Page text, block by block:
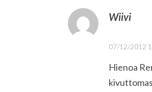
Wiivi
07/12/2012
Hienoa